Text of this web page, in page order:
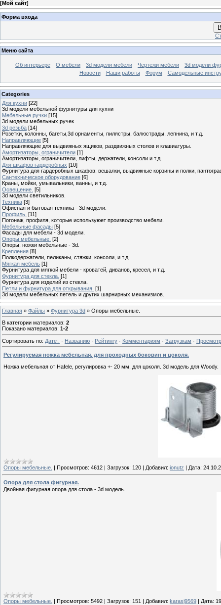
[Мой сайт]
Форма входа
Меню сайта
Об интерьере О мебели 3d модели мебели Чертежи мебели
3d модели
Новости
Наши работы Форум Самодельные
Categories
Для кухни [22]
3d модели мебельной фурнитуры для кухни
Мебельные ручки [15]
3d модели мебельных ручек
3d резьба [14]
Розетки, колонны, багеты,3d орнаменты, пилястры, балюстрады, лепнина, и т.д.
Направляющие [5]
Направляющие для выдвижных ящиков, раздвижных столов и клавиатуры.
Амортизаторы, ограничители [1]
Амортизаторы, ограничители, лифты, держатели, консоли и т.д.
Для шкафов гардеробных [10]
Фурнитура для гардеробных шкафов: вешалки, выдвижные корзины и полки,
Сантехническое оборудование [6]
Краны, мойки, умывальники, ванны, и т.д.
Освещение. [5]
3d модели светильников.
Техника [3]
Офисная и бытовая техника - 3d модели.
Профиль. [11]
Погонаж, профиля, которые используюет производство мебели.
Мебельные фасады [5]
Фасады для мебели - 3d модели.
Опоры мебельные. [2]
Опоры, ножки мебельные - 3d.
Крепления [8]
Полкодержатели, пеликаны, стяжки, консоли, и т.д.
Мягкая мебель [1]
Фурнитура для мягкой мебели - кроватей, диванов, кресел, и т.д.
Фурнитура для стекла. [1]
Фурнитура для изделий из стекла.
Петли и фурнитура для открывания. [1]
3d модели мебельных петель и других шарнирных механизмов.
Главная » Файлы » Фурнитура 3d » Опоры мебельные.
В категории материалов: 2
Показано материалов: 1-2
Сортировать по: Дате · Названию · Рейтингу · Комментариям · Загрузкам ·
Регулируемая ножка мебельная, для проходных боковин и цоколя.
Ножка мебельная от Hafele, регулировка +- 20 мм, для цоколя. 3d модель для Woody.
Опоры мебельные. | Просмотров: 4612 | Загрузок: 120 | Добавил: ionutz | Дата:
Опора для стола фигурная.
Двойная фигурная опора для стола - 3d модель.
Опоры мебельные. Просмотров: 5492 Загрузок: 151 Добавил: karasj9569 Дата: